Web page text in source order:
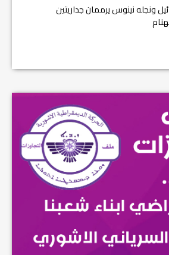
ونجله نينوس يرممان جداريتين